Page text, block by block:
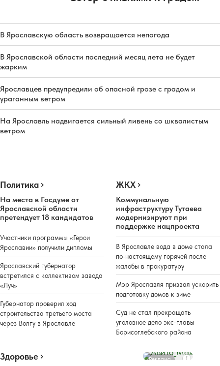
В Ярославскую область возвращается непогода
В Ярославской области последний месяц лета не будет
жарким
Ярославцев предупредили об опасной грозе с градом и
ураганным ветром
На Ярославль надвигается сильный ливень со шквалистым
ветром
Политика
На места в Госдуме от
Ярославской области
претендует 18 кандидатов
Участники программы «Герои
Ярославии» получили дипломы
Ярославский губернатор
встретился с коллективом завода
«Луч»
Губернатор проверил ход
строительства третьего моста
через Волгу в Ярославле
ЖКХ
Коммунальную
инфраструктуру Тутаева
модернизируют при
поддержке нацпроекта
В Ярославле вода в доме стала
по-настоящему горячей после
жалобы в прокуратуру
Мэр Ярославля призвал ускорить
подготовку домов к зиме
Суд не стал прекращать
уголовное дело экс-главы
Борисоглебского района
Здоровье Реклама